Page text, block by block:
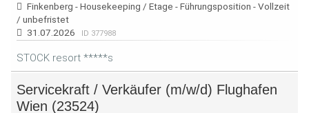
Finkenberg - Housekeeping / Etage - Führungsposition - Vollzeit
/ unbefristet
31.07.2026
ID 377988
STOCK resort *****s
Servicekraft / Verkäufer (m/w/d) Flughafen
Wien (23524)